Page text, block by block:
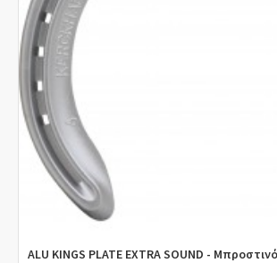
ALU KINGS PLATE EXTRA SOUND -